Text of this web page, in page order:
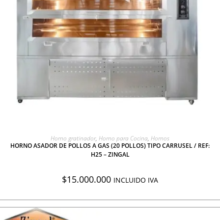
AGREGAR A COTIZACIÓN
Horno gratinador, Horno para Cocina, Hornos
HORNO ASADOR DE POLLOS A GAS (20 POLLOS) TIPO CARRUSEL / REF:
H25 – ZINGAL
$15.000.000 INCLUIDO IVA